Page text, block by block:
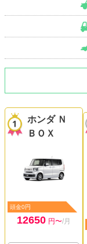
ホンダ Ｎ
ＢＯＸ
頭金0円
12650 円〜/月